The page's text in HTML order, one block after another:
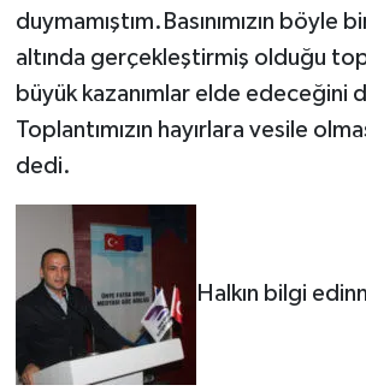
duymamıştım.Basınımızın böyle
altında gerçekleştirmiş olduğu
büyük kazanımlar elde edeceğini
Toplantımızın hayırlara vesile
dedi.
Halkın bilgi